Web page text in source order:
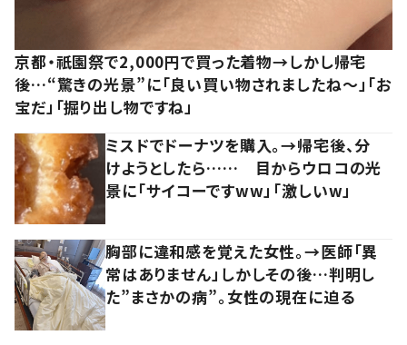
京都・祇園祭で2,000円で買った着物→しかし帰宅
後…“驚きの光景”に「良い買い物されましたね～」「お
宝だ」「掘り出し物ですね」
ミスドでドーナツを購入。→帰宅後、分
けようとしたら…… 目からウロコの光
景に「サイコーですww」「激しいw」
胸部に違和感を覚えた女性。→医師「異
常はありません」しかしその後…判明し
た”まさかの病”。女性の現在に迫る